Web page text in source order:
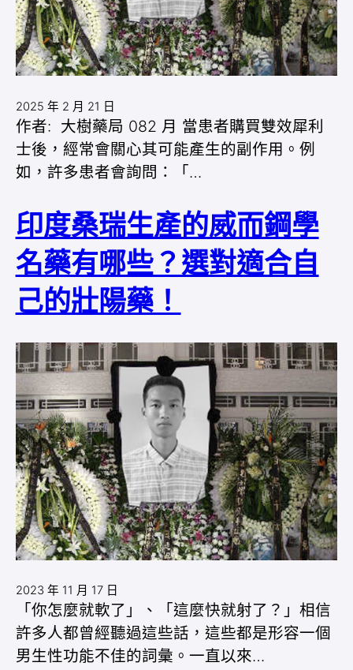
2025 年 2 月 21 日
作者: 大樹藥局 082 月 當患者購買雙效犀利
士後，經常會關心其可能產生的副作用。例
如，許多患者會詢問：「…
印度桑瑞生產的威而鋼學
名藥有哪些？選對適合自
己的壯陽藥！
2023 年 11 月 17 日
「你怎麼就軟了」、「這麼快就射了？」相信
許多人都曾經聽過這些話，這些都是形容一個
男生性功能不佳的詞彙。一直以來…